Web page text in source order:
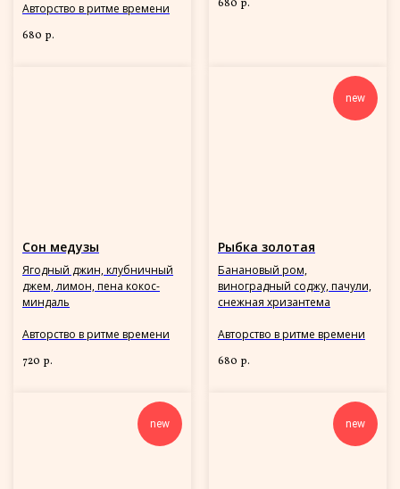
Авторство в ритме времени
680 р.
680 р.
Сон медузы
Ягодный джин, клубничный
джем, лимон, пена кокос-
миндаль
Авторство в ритме времени
720 р.
new
Рыбка золотая
Банановый ром,
виноградный соджу, пачули,
снежная хризантема
Авторство в ритме времени
680 р.
new new